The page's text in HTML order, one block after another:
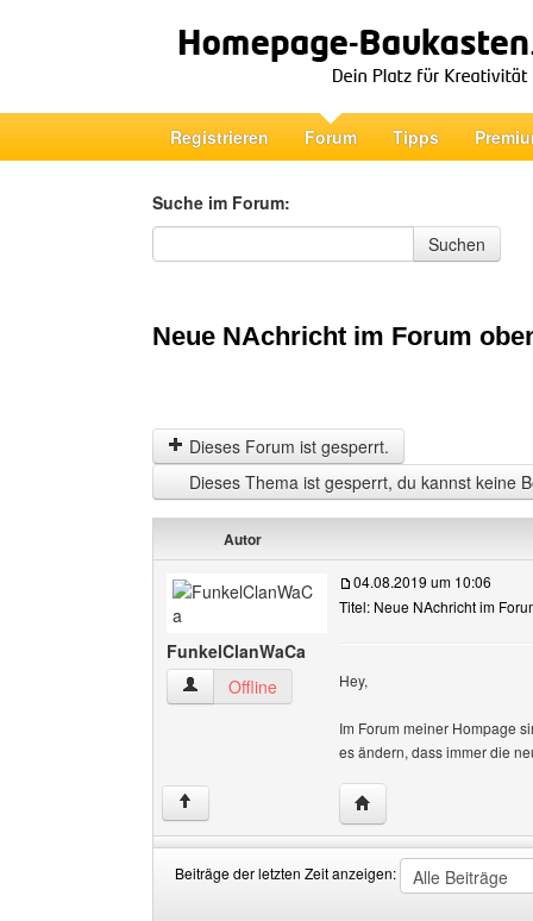
Registrieren Forum Tipps
Suche im Forum:
Suche im Forum
Suchen
Neue NAchricht im Forum
Dieses Forum ist gesperrt.
Dieses Thema ist gesperrt, du kannst keine
Autor
FunkelClanWaCa
FunkelClanWaCa Benutzer-Profile anzeigen
Offline
04.08.2019 um 10:06
Titel: Neue NAchricht im
Hey,
Im Forum meiner Hompage
es ändern, dass immer die
↑ Website dieses
Beiträge der letzten Zeit anzeigen: